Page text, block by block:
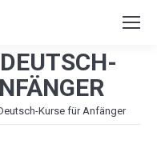
Kurse für Anfänger